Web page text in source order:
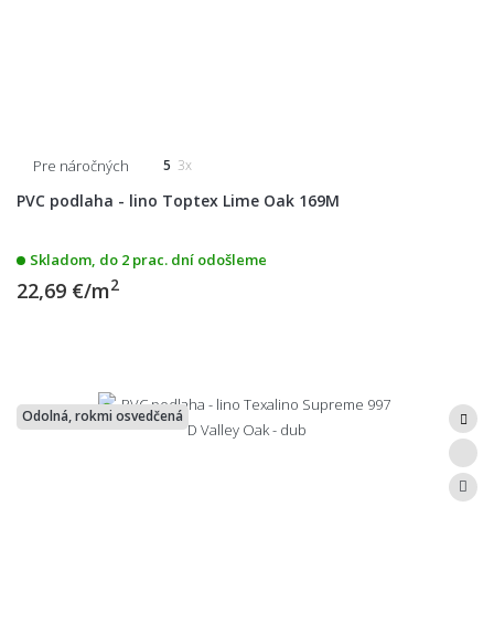
Pre náročných 5 3x
PVC podlaha - lino Toptex Lime Oak 169M
Skladom, do 2 prac. dní odošleme
22,69 €/m2
Odolná, rokmi osvedčená